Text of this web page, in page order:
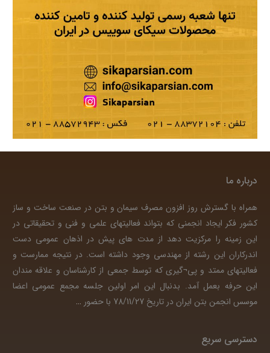
درباره ما
همراه با گسترش روز افزون مصرف سیمان و بتن در صنعت ساخت و ساز
کشور فکر ایجاد انجمنی که بتواند فعالیتهای علمی و فنی و تحقیقاتی در
این زمینه را مرکزیت دهد از مدت های پیش در اذهان عمومی دست
اندرکاران این رشته از مهندسی وجود داشته است. در نتیجه ممارست و
فعالیتهای ممتد و پی¬گیری که توسط جمعی از کارشناسان و علاقه مندان
این حرفه بعمل آمد. بدنبال این امر اولین جلسه مجمع عمومی اعضا
موسس انجمن بتن ایران در تاریخ 78/11/27 با حضور
…
دسترسی سریع